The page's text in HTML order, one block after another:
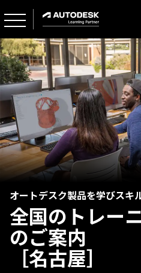
オートデスク製品を学びスキ
全国のトレー
のご案内
［名古屋］